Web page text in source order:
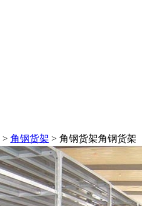
> 角钢货架 > 角钢货架角钢货架